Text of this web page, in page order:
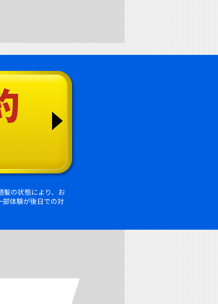
の状態により、お
体験が後日での対